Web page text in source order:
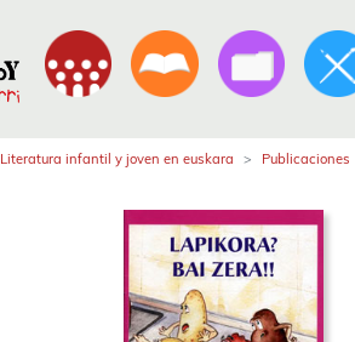
Literatura infantil y joven en euskara Publicaciones